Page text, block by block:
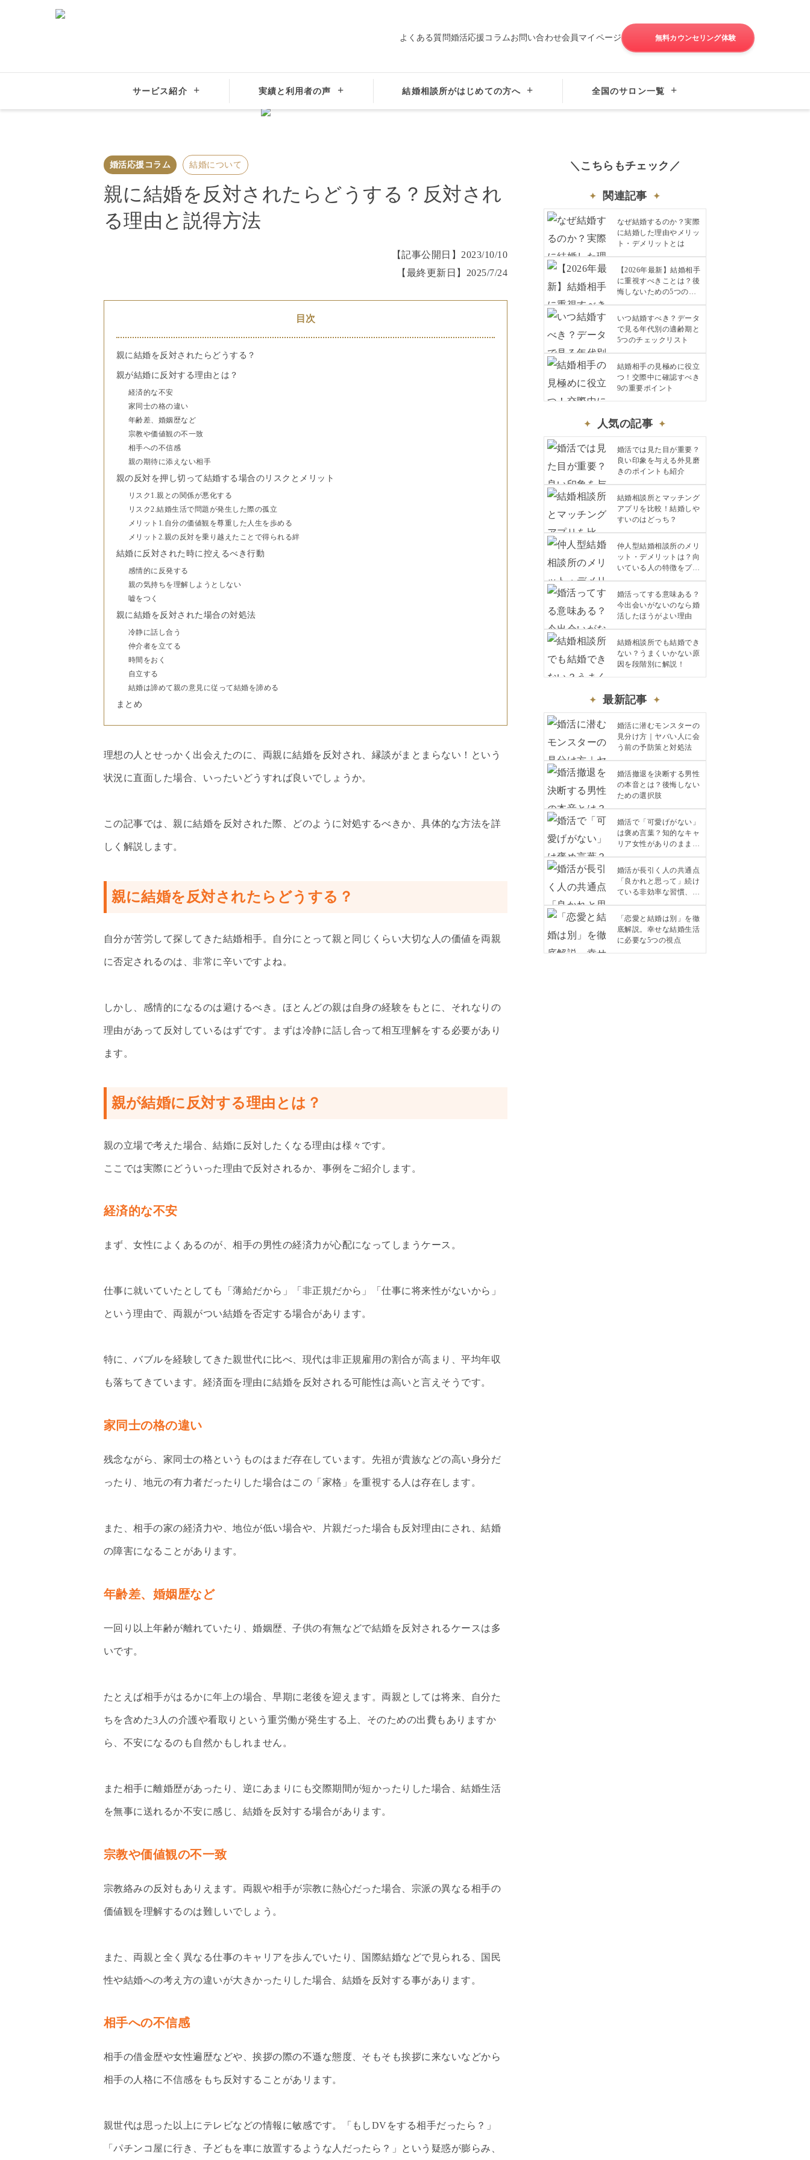
よくある質問婚活応援コラム お問い合わせ会員マイページ 無料カウンセリング体験
サービス紹介 実績と利用者の声 結婚相談所がはじめての方へ 全国のサロン一覧
婚活応援コラム 結婚について 親に結婚を反対されたらどうする？反対される理由と説得方法
婚活応援コラム 結婚について
親に結婚を反対されたらどうする？反対され
る理由と説得方法
【記事公開日】 2023/10/10
【最終更新日】 2025/7/24
目次
親に結婚を反対されたらどうする？
親が結婚に反対する理由とは？
経済的な不安
家同士の格の違い
年齢差、婚姻歴など
宗教や価値観の不一致
相手への不信感
親の期待に添えない相手
親の反対を押し切って結婚する場合のリスクとメリット
リスク1.親との関係が悪化する
リスク2.結婚生活で問題が発生した際の孤立
メリット1.自分の価値観を尊重した人生を歩める
メリット2.親の反対を乗り越えたことで得られる絆
結婚に反対された時に控えるべき行動
感情的に反発する
親の気持ちを理解しようとしない
嘘をつく
親に結婚を反対された場合の対処法
冷静に話し合う
仲介者を立てる
時間をおく
自立する
結婚は諦めて親の意見に従って結婚を諦める
まとめ
理想の人とせっかく出会えたのに、両親に結婚を反対され、縁談がまとまらない！という
状況に直面した場合、いったいどうすれば良いでしょうか。
この記事では、親に結婚を反対された際、どのように対処するべきか、具体的な方法を詳
しく解説します。
親に結婚を反対されたらどうする？
自分が苦労して探してきた結婚相手。自分にとって親と同じくらい大切な人の価値を両親
に否定されるのは、非常に辛いですよね。
しかし、感情的になるのは避けるべき。ほとんどの親は自身の経験をもとに、それなりの
理由があって反対しているはずです。まずは冷静に話し合って相互理解をする必要があり
ます。
親が結婚に反対する理由とは？
親の立場で考えた場合、結婚に反対したくなる理由は様々です。
ここでは実際にどういった理由で反対されるか、事例をご紹介します。
経済的な不安
まず、女性によくあるのが、相手の男性の経済力が心配になってしまうケース。
仕事に就いていたとしても「薄給だから」「非正規だから」「仕事に将来性がないから」
という理由で、両親がつい結婚を否定する場合があります。
特に、バブルを経験してきた親世代に比べ、現代は非正規雇用の割合が高まり、平均年収
も落ちてきています。経済面を理由に結婚を反対される可能性は高いと言えそうです。
家同士の格の違い
残念ながら、家同士の格というものはまだ存在しています。先祖が貴族などの高い身分だ
ったり、地元の有力者だったりした場合はこの「家格」を重視する人は存在します。
また、相手の家の経済力や、地位が低い場合や、片親だった場合も反対理由にされ、結婚
の障害になることがあります。
年齢差、婚姻歴など
一回り以上年齢が離れていたり、婚姻歴、子供の有無などで結婚を反対されるケースは多
いです。
たとえば相手がはるかに年上の場合、早期に老後を迎えます。両親としては将来、自分た
ちを含めた3人の介護や看取りという重労働が発生する上、そのための出費もありますか
ら、不安になるのも自然かもしれません。
また相手に離婚歴があったり、逆にあまりにも交際期間が短かったりした場合、結婚生活
を無事に送れるか不安に感じ、結婚を反対する場合があります。
宗教や価値観の不一致
宗教絡みの反対もありえます。両親や相手が宗教に熱心だった場合、宗派の異なる相手の
価値観を理解するのは難しいでしょう。
また、両親と全く異なる仕事のキャリアを歩んでいたり、国際結婚などで見られる、国民
性や結婚への考え方の違いが大きかったりした場合、結婚を反対する事があります。
相手への不信感
相手の借金歴や女性遍歴などや、挨拶の際の不遜な態度、そもそも挨拶に来ないなどから
相手の人格に不信感をもち反対することがあリます。
親世代は思った以上にテレビなどの情報に敏感です。「もしDVをする相手だったら？」
「パチンコ屋に行き、子どもを車に放置するような人だったら？」という疑惑が膨らみ、
＼こちらもチェック／
関連記事
なぜ結婚するのか？実際
に結婚した理由やメリッ
ト・デメリットとは
【2026年最新】結婚相手
に重視すべきことは？後
悔しないための5つのチ
ェックリスト
いつ結婚すべき？データ
で見る年代別の適齢期と
5つのチェックリスト
結婚相手の見極めに役立
つ！交際中に確認すべき
9の重要ポイント
人気の記事
婚活では見た目が重要？
良い印象を与える外見磨
きのポイントも紹介
結婚相談所とマッチング
アプリを比較！結婚しや
すいのはどっち？
仲人型結婚相談所のメリ
ット・デメリットは？向
いている人の特徴をプロ
が解説
婚活ってする意味ある？
今出会いがないのなら婚
活したほうがよい理由
結婚相談所でも結婚でき
ない？うまくいかない原
因を段階別に解説！
最新記事
婚活に潜むモンスターの
見分け方｜ヤバい人に会
う前の予防策と対処法
婚活撤退を決断する男性
の本音とは？後悔しない
ための選択肢
婚活で「可愛げがない」
は褒め言葉？知的なキャ
リア女性がありのままで
愛されるコツ
婚活が長引く人の共通点
「良かれと思って」続け
ている非効率な習慣、今
すぐ見直しませんか？
「恋愛と結婚は別」を徹
底解説。幸せな結婚生活
に必要な5つの視点